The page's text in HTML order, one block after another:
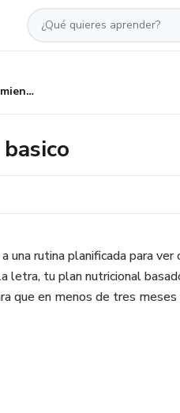
Plan de entrenamiento basico
una rutina planificada para
letra, tu plan nutricional
que en menos de tres